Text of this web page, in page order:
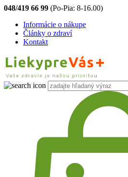
048/419 66 99 (Po-Pia: 8-16.00)
Informácie o nákupe
Články o zdraví
Kontakt